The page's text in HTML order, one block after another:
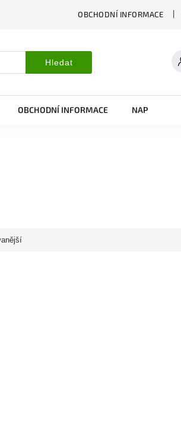
OBCHODNÍ INFORMACE
Hledat
OBCHODNÍ INFORMACE NAPIŠTE NÁM